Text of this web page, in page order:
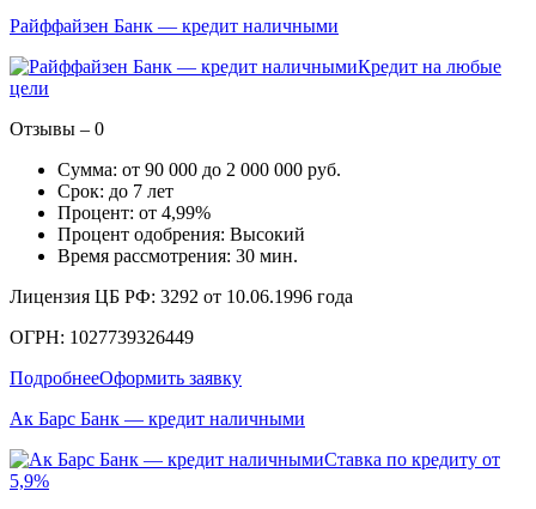
Райффайзен Банк — кредит наличными
Кредит на любые
цели
Отзывы – 0
Сумма: от 90 000 до 2 000 000 руб.
Срок: до 7 лет
Процент: от 4,99%
Процент одобрения: Высокий
Время рассмотрения: 30 мин.
Лицензия ЦБ РФ: 3292 от 10.06.1996 года
ОГРН: 1027739326449
ПодробнееОформить заявку
Ак Барс Банк — кредит наличными
Ставка по кредиту от
5,9%